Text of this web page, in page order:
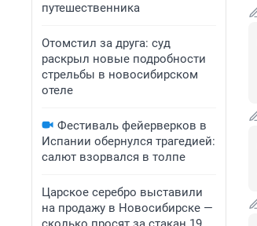
путешественника
Отомстил за друга: суд
раскрыл новые подробности
стрельбы в новосибирском
отеле
Фестиваль фейерверков в
Испании обернулся трагедией:
салют взорвался в толпе
Царское серебро выставили
на продажу в Новосибирске —